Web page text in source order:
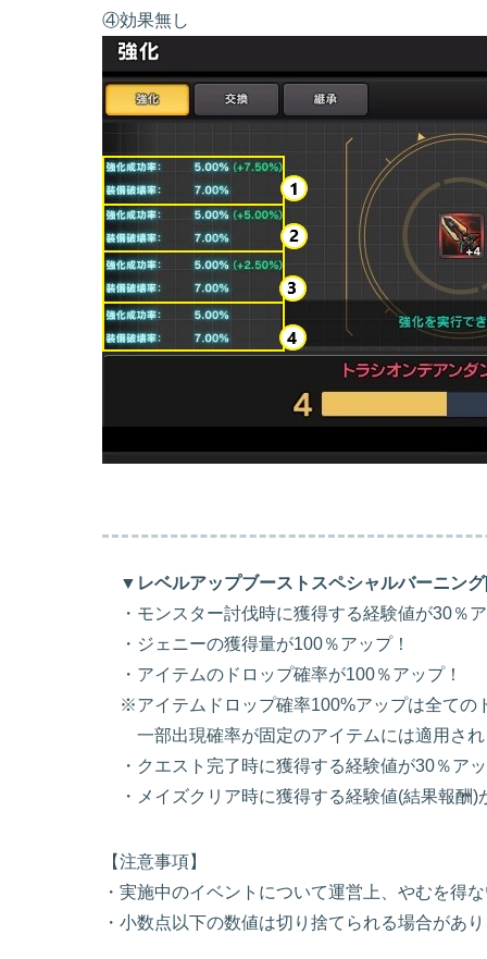
④効果無し
▼レベルアップブーストスペシャルバーニン
・モンスター討伐時に獲得する経験値が30％
・ジェニーの獲得量が100％アップ！
・アイテムのドロップ確率が100％アップ！
※アイテムドロップ確率100%アップは全ての
一部出現確率が固定のアイテムには適用され
・クエスト完了時に獲得する経験値が30％ア
・メイズクリア時に獲得する経験値(結果報酬)
【注意事項】
・実施中のイベントについて運営上、やむを得
・小数点以下の数値は切り捨てられる場合があ